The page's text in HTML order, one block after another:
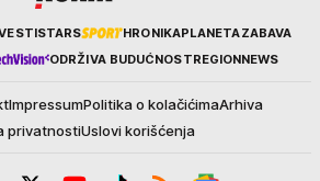
STARS HRONIKAPLANETAZABAVA
ODRŽIVA BUDUĆNOSTREGIONNEWS
ImpressumPolitika o kolačićimaArhiva
privatnostiUslovi korišćenja